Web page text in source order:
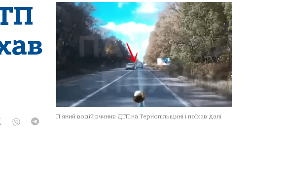
П'яний водій вчинив ДТП на Тернопільщині і поїхав далі